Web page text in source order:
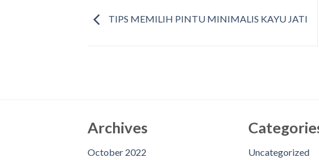
TIPS MEMILIH PINTU MINIMALIS KAYU JATI
Archives
October 2022
Uncategorized